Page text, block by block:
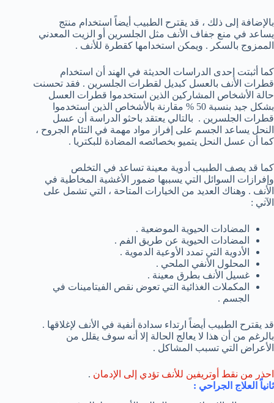
بالإضافة إلى ذلك ، قد يقترح الطبيب أيضاً استخدام منتج
يساعد في منع جفاف الأنف مثل الجلسرين أو الزيت المعدني
الممزوج بالسكر . ويمكن استخدامها كقطرة للأنف .
كما أثبتت إحدى الدراسات الحديثة في الهند أن استخدام
قطرات الأنف بالعسل كبديل لقطرات الجلسرين . فقد تحسنت
حالة الأشخاص المشاركين الذين استخدموا قطرات العسل
بشكل جيد بنسبة 50 % مقارنة بالأشخاص الذين استخدموا
قطرات الجلسرين . بالتالي يعتقد باحثو الدراسة أن عسل
النحل يساعد الجسم على إفراز مواد مهمة في التئام الجروح ،
كما أن عسل النحل يتميو بخصائصه المضادة للبكتريا .
كما قد يصف الطبيب أدوية معينة تساعد في التخلص
وإفرازات السوائل التي يسببها ضمور الأغشية المخاطية في
الأنف . وهناك العديد من الخيارات المتاحة ، التي تشمل على
الآتي :
المضادات الحيوية الموضعية .
المضادات الحيوية عن طريق الفم .
الأدوية التي تمدد الأوعية الدموية .
المحلول الأنفي الملحي .
غسيل الأنف بطرق معينة .
المكملات الغذائية التي تعوض نقص الفيتامينات في
الجسم .
قد يقترح الطبيب أيضاً ارتداء سدادة أنفية في الأنف لإغلاقها .
بالرغم من أن هذا لا يعالج الحالة إلا أنه سوف يقلل من
الأعراض التي تسبب المشاكل .
احذر من نقط أوتريفين للأنف تؤدي إلى الإدمان .
ثانياً العلاج الجراحي :